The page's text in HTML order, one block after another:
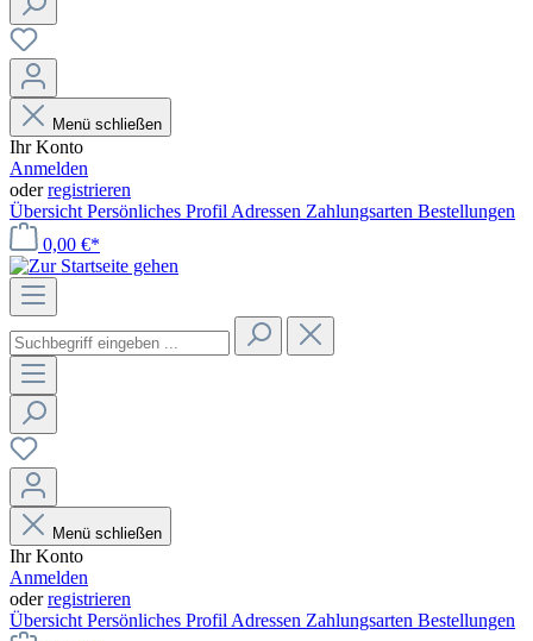
Menü schließen
Ihr Konto
Anmelden
oderregistrieren
Übersicht Persönliches Profil Adressen Zahlungsarten Bestellungen
0,00 €*
Menü schließen
Ihr Konto
Anmelden
oderregistrieren
Übersicht Persönliches Profil Adressen Zahlungsarten Bestellungen